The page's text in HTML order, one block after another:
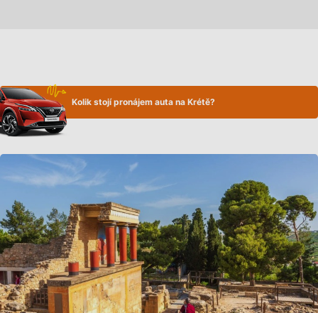
Kolik stojí pronájem auta na Krétě?